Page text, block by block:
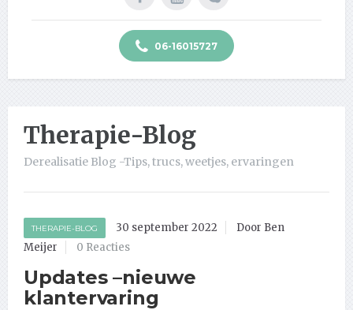
06-16015727
Therapie-Blog
Derealisatie Blog -Tips, trucs, weetjes, ervaringen
THERAPIE-BLOG 30 september 2022
Door Ben
Meijer
0 Reacties
Updates –nieuwe
klantervaring